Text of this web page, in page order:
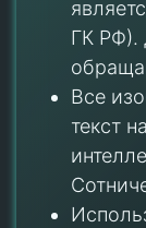
ГК РФ).
Все
текст